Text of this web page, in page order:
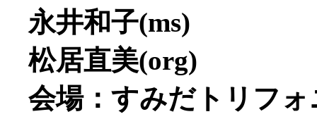
永井和子(ms)
松居直美(org)
会場：すみだトリフ